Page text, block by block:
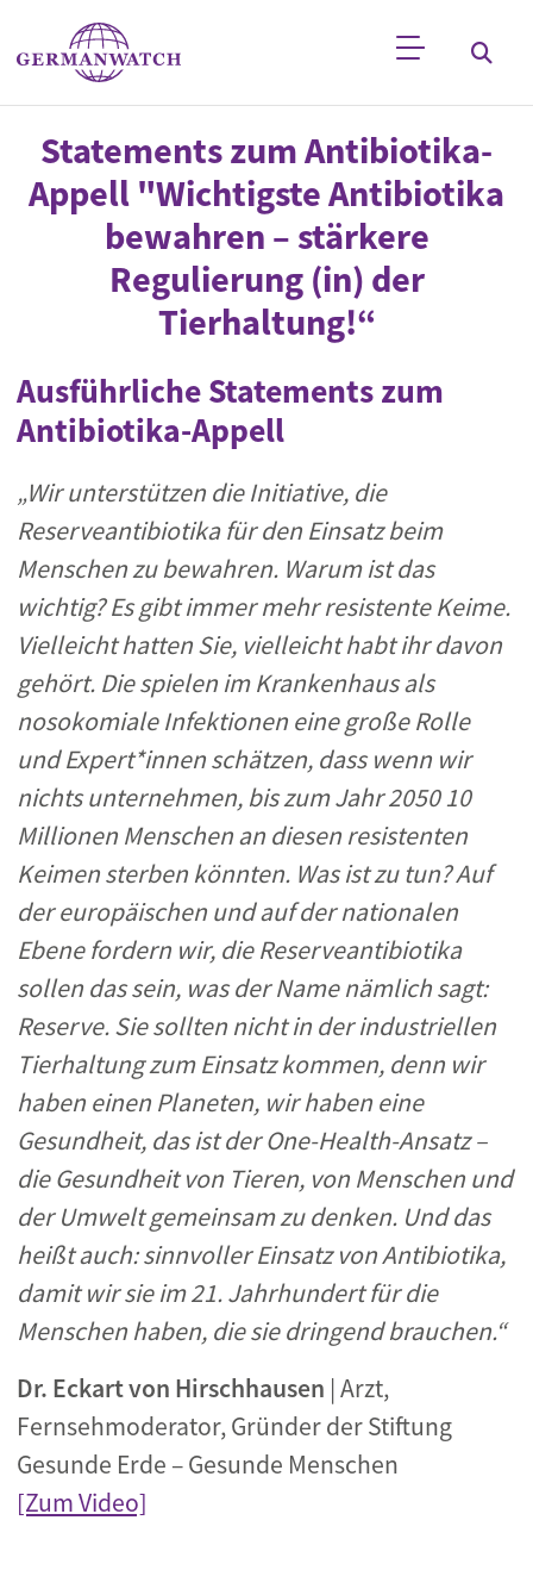
Direkt zum Inhalt
Stichwortsuche
Statements zum Antibiotika-
Appell "Wichtigste Antibiotika
bewahren – stärkere
Regulierung (in) der
Tierhaltung!“
Ausführliche Statements zum
Antibiotika-Appell
„Wir unterstützen die Initiative, die
Reserveantibiotika für den Einsatz beim
Menschen zu bewahren. Warum ist das
wichtig? Es gibt immer mehr resistente Keime.
Vielleicht hatten Sie, vielleicht habt ihr davon
gehört. Die spielen im Krankenhaus als
nosokomiale Infektionen eine große Rolle
und Expert*innen schätzen, dass wenn wir
nichts unternehmen, bis zum Jahr 2050 10
Millionen Menschen an diesen resistenten
Keimen sterben könnten. Was ist zu tun? Auf
der europäischen und auf der nationalen
Ebene fordern wir, die Reserveantibiotika
sollen das sein, was der Name nämlich sagt:
Reserve. Sie sollten nicht in der industriellen
Tierhaltung zum Einsatz kommen, denn wir
haben einen Planeten, wir haben eine
Gesundheit, das ist der One-Health-Ansatz –
die Gesundheit von Tieren, von Menschen und
der Umwelt gemeinsam zu denken. Und das
heißt auch: sinnvoller Einsatz von Antibiotika,
damit wir sie im 21. Jahrhundert für die
Menschen haben, die sie dringend brauchen.“
Dr. Eckart von Hirschhausen | Arzt,
Fernsehmoderator, Gründer der Stiftung
Gesunde Erde – Gesunde Menschen
[Zum Video]